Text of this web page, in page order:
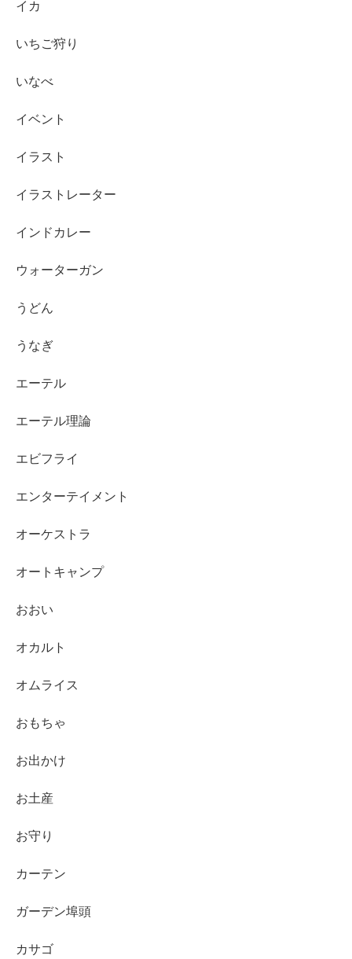
イカ
いちご狩り
いなべ
イベント
イラスト
イラストレーター
インドカレー
ウォーターガン
うどん
うなぎ
エーテル
エーテル理論
エビフライ
エンターテイメント
オーケストラ
オートキャンプ
おおい
オカルト
オムライス
おもちゃ
お出かけ
お土産
お守り
カーテン
ガーデン埠頭
カサゴ